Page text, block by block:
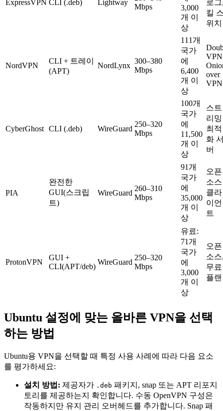
ExpressVPN CLI (.deb) Lightway
Mbps
3,000
개 이
상
로
킬
위치
NordVPN
CLI + 트레이
(APT)
NordLynx
300–380
Mbps
111개
국가
에
6,400
개 이
상
over
VPN
CyberGhost CLI (.deb) WireGuard
250–320
Mbps
100개
국가
에
11,500
개 이
상
스트
리밍
최적
화
버
PIA
완전한
GUI(스크립
트)
WireGuard
260–310
Mbps
91개
국가
에
35,000
개 이
상
오픈
소스
클라
이언
트
ProtonVPN
GUI +
CLI(APT/deb)
WireGuard
250–320
Mbps
유료:
71개
국가
에
3,000
개 이
상
오픈
소
무료
플랜
Ubuntu 설정에 맞는 올바른 VPN을 선택
하는 방법
Ubuntu용 VPN을 선택할 때 특정 사용 사례에 따라 다음 요소
를 평가하세요:
설치 방법: 제공자가 .deb 패키지, snap 또는 APT 리포지
토리를 제공하는지 확인합니다. 수동 OpenVPN 구성은
작동하지만 유지 관리 오버헤드를 추가합니다. Snap 패